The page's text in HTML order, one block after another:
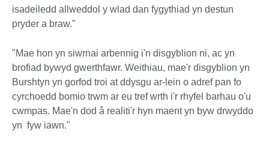
isadeiledd allweddol y wlad dan fygythiad yn destun
pryder a braw."
"Mae hon yn siwrnai arbennig i'n disgyblion ni, ac yn
brofiad bywyd gwerthfawr. Weithiau, mae'r disgyblion yn
Burshtyn yn gorfod troi at ddysgu ar-lein o adref pan fo
cyrchoedd bomio trwm ar eu tref wrth i'r rhyfel barhau o'u
cwmpas. Mae'n dod â realiti'r hyn maent yn byw drwyddo
yn fyw iawn."